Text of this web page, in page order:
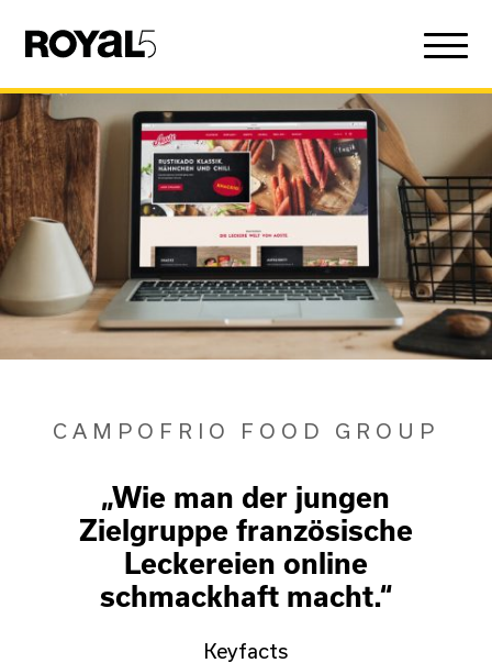
CAMPOFRIO FOOD GROUP
„Wie man der jungen
Zielgruppe französische
Leckereien online
schmackhaft macht.“
Keyfacts